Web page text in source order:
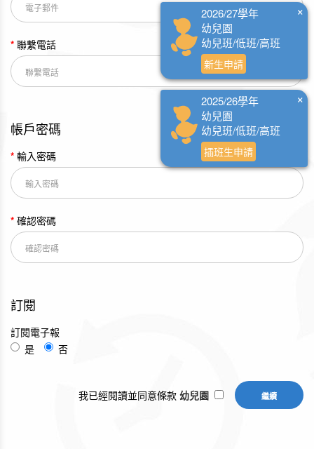
×
2026/27學年
幼兒園
幼兒班/低班/高班
新生申請
×
2025/26學年
幼兒園
幼兒班/低班/高班
插班生申請
聯繫電話
帳戶密碼
輸入密碼
確認密碼
訂閱
訂閱電子報
是
否
我已經閱讀並同意條款 幼兒園